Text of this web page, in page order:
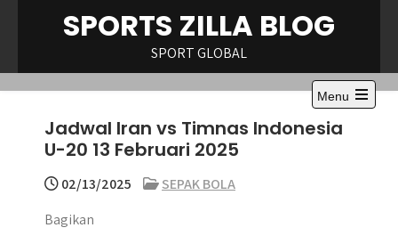
SPORTS ZILLA BLOG
SPORT GLOBAL
Menu
Open
Jadwal Iran vs Timnas Indonesia
U-20 13 Februari 2025
02/13/2025
SEPAK BOLA
Bagikan